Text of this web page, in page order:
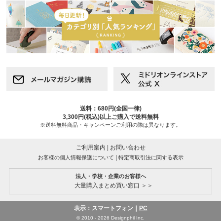
送料：680円(全国一律)
3,300円(税込)以上ご購入で送料無料
※送料無料商品・キャンペーンご利用の際は異なります。
ご利用案内 お問い合わせ
お客様の個人情報保護について 特定商取引法に関する表示
法人・学校・企業のお客様へ
大量購入まとめ買い窓口 ＞＞
表示：スマートフォン｜ PC
© 2010 - 2026 Designphil Inc.